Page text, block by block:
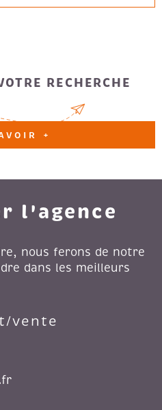
RECHERCHE
+
l'agence
nous ferons de notre
dans les meilleurs
vente